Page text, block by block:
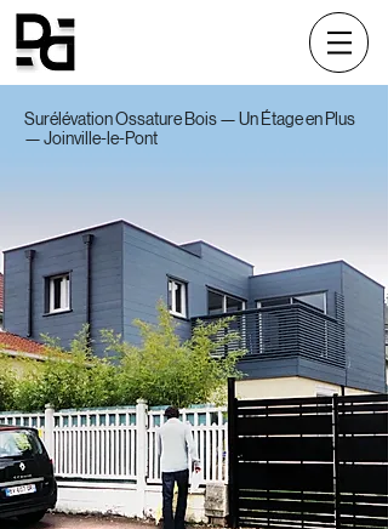
Surélévation Ossature Bois — Un Étage en Plus
— Joinville-le-Pont